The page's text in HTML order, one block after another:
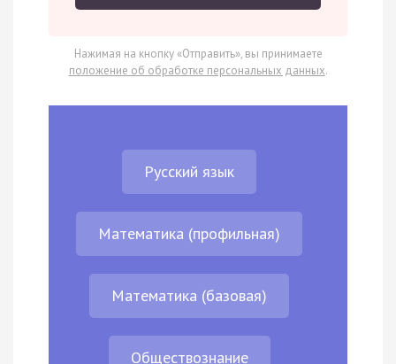
Нажимая на кнопку «Отправить», вы принимаете
положение об обработке персональных данных.
Русский язык
Математика (профильная)
Математика (базовая)
Обществознание